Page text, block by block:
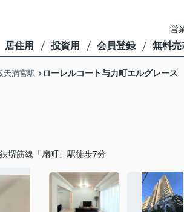
営
居住用 投資用 会員登録 無料売
天満宮駅 ローレルコート与力町エルグレース
堺筋線「扇町」駅徒歩7分